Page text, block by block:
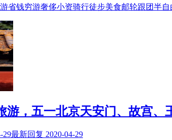
省钱穷游奢侈小资骑行徒步美食邮轮跟团半自
游，五一北京天安门、故宫
29最新回复 2020-04-29